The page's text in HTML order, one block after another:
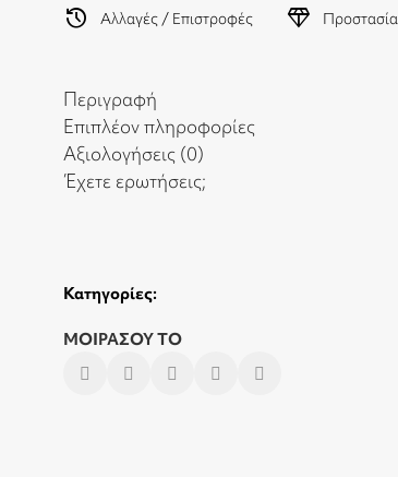
history Αλλαγές / Επιστροφές diamond
Περιγραφή
Επιπλέον πληροφορίες
Αξιολογήσεις (0)
Έχετε ερωτήσεις;
Κατηγορίες:
ΜΟΙΡΑΣΟΥ ΤΟ